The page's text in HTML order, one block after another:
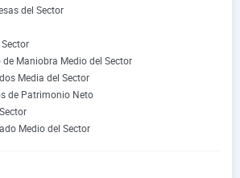
del Sector
Maniobra Medio del Sector
Media del Sector
de Patrimonio Neto
Medio del Sector